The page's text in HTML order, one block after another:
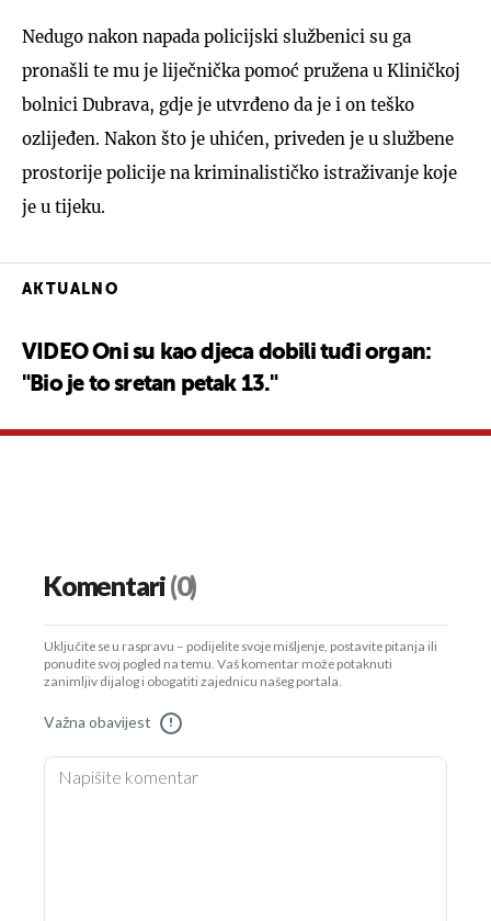
Nedugo nakon napada policijski službenici su ga
pronašli te mu je liječnička pomoć pružena u Kliničkoj
bolnici Dubrava, gdje je utvrđeno da je i on teško
ozlijeđen. Nakon što je uhićen, priveden je u službene
prostorije policije na kriminalističko istraživanje koje
je u tijeku.
AKTUALNO
VIDEO Oni su kao djeca dobili tuđi organ:
"Bio je to sretan petak 13."
Komentari(0)
Uključite se u raspravu – podijelite svoje mišljenje, postavite pitanja ili
ponudite svoj pogled na temu. Vaš komentar može potaknuti
zanimljiv dijalog i obogatiti zajednicu našeg portala.
Važna obavijest !